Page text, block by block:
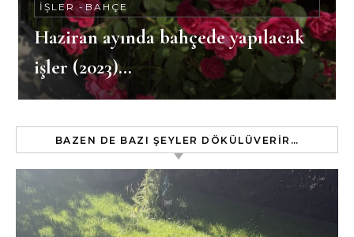
İŞLER -BAHÇE
Haziran ayında bahçede yapılacak
işler (2023)…
BAZEN DE BAZI ŞEYLER DÖKÜLÜVERIR…